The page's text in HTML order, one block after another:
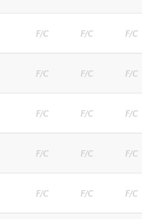
F/C F/C F/C
F/C F/C F/C
F/C F/C F/C
F/C F/C F/C
F/C F/C F/C